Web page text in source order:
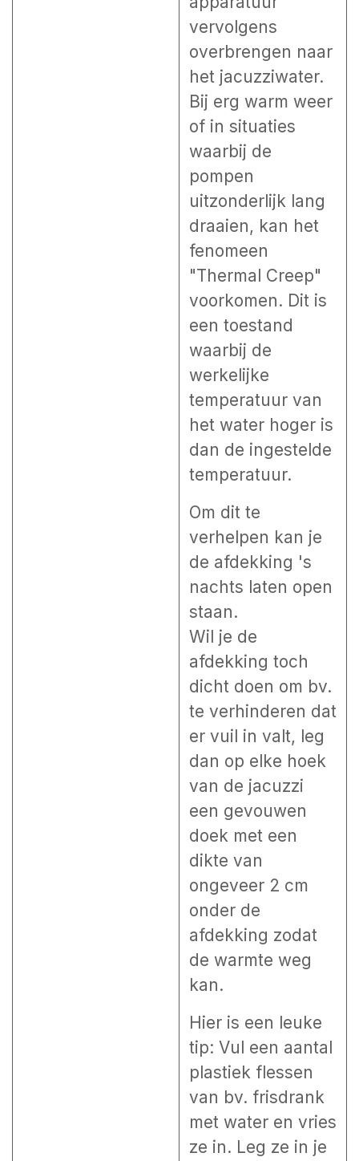
vervolgens
overbrengen naar
het jacuzziwater.
Bij erg warm weer
of in situaties
waarbij de
pompen
uitzonderlijk lang
draaien, kan het
fenomeen
"Thermal Creep"
voorkomen. Dit is
een toestand
waarbij de
werkelijke
temperatuur van
het water hoger is
dan de ingestelde
temperatuur.
Om dit te
verhelpen kan je
de afdekking 's
nachts laten open
staan.
Wil je de
afdekking toch
dicht doen om bv.
te verhinderen dat
er vuil in valt, leg
dan op elke hoek
van de jacuzzi
een gevouwen
doek met een
dikte van
ongeveer 2 cm
onder de
afdekking zodat
de warmte weg
kan.
Hier is een leuke
tip: Vul een aantal
plastiek flessen
van bv. frisdrank
met water en vries
ze in. Leg ze in je